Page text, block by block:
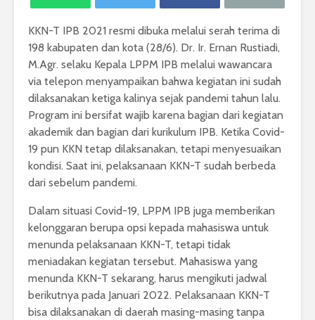
KKN-T IPB 2021 resmi dibuka melalui serah terima di
198 kabupaten dan kota (28/6). Dr. Ir. Ernan Rustiadi,
M.Agr. selaku Kepala LPPM IPB melalui wawancara
via telepon menyampaikan bahwa kegiatan ini sudah
dilaksanakan ketiga kalinya sejak pandemi tahun lalu.
Program ini bersifat wajib karena bagian dari kegiatan
akademik dan bagian dari kurikulum IPB. Ketika Covid-
19 pun KKN tetap dilaksanakan, tetapi menyesuaikan
kondisi. Saat ini, pelaksanaan KKN-T sudah berbeda
dari sebelum pandemi.
Dalam situasi Covid-19, LPPM IPB juga memberikan
kelonggaran berupa opsi kepada mahasiswa untuk
menunda pelaksanaan KKN-T, tetapi tidak
meniadakan kegiatan tersebut. Mahasiswa yang
menunda KKN-T sekarang, harus mengikuti jadwal
berikutnya pada Januari 2022. Pelaksanaan KKN-T
bisa dilaksanakan di daerah masing-masing tanpa